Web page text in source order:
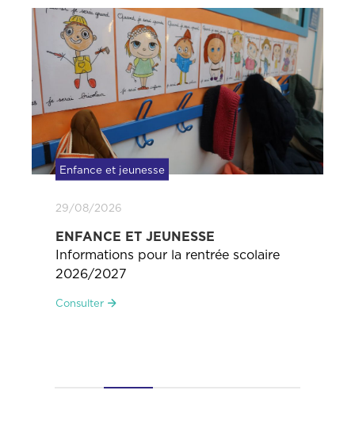
21/08/2026
Enfance et jeunesse
ECOLOPATTE
Inscriptions ouvertes